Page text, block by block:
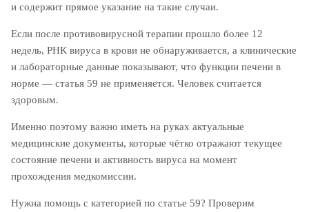
и содержит прямое указание на такие случаи.
Если после противовирусной терапии прошло более 12
недель, РНК вируса в крови не обнаруживается, а клинические
и лабораторные данные показывают, что функции печени в
норме — статья 59 не применяется. Человек считается
здоровым.
Именно поэтому важно иметь на руках актуальные
медицинские документы, которые чётко отражают текущее
состояние печени и активность вируса на момент
прохождения медкомиссии.
Нужна помощь с категорией по статье 59? Проверим